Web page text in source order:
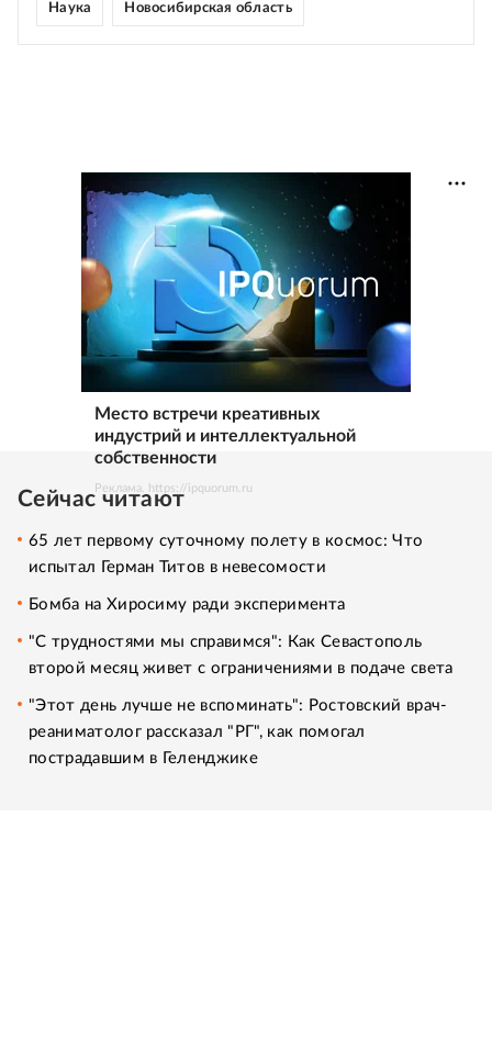
Наука Новосибирская область
Место встречи креативных
индустрий и интеллектуальной
собственности
Реклама. https://ipquorum.ru
Сейчас читают
65 лет первому суточному полету в космос: Что
испытал Герман Титов в невесомости
Бомба на Хиросиму ради эксперимента
"С трудностями мы справимся": Как Севастополь
второй месяц живет с ограничениями в подаче света
"Этот день лучше не вспоминать": Ростовский врач-
реаниматолог рассказал "РГ", как помогал
пострадавшим в Геленджике